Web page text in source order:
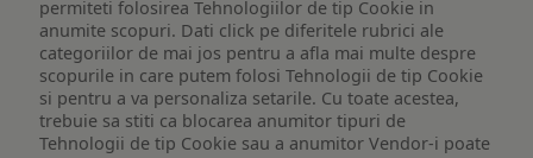
permiteti folosirea Tehnologiilor de tip Cookie in
anumite scopuri. Dati click pe diferitele rubrici ale
categoriilor de mai jos pentru a afla mai multe despre
scopurile in care putem folosi Tehnologii de tip Cookie
si pentru a va personaliza setarile. Cu toate acestea,
trebuie sa stiti ca blocarea anumitor tipuri de
Tehnologii de tip Cookie sau a anumitor Vendor-i poate